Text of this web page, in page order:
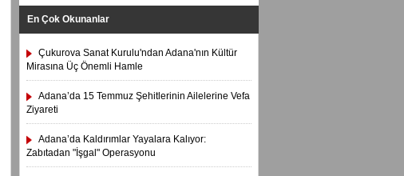
En Çok Okunanlar
Çukurova Sanat Kurulu'ndan Adana'nın Kültür
Mirasına Üç Önemli Hamle
Adana’da 15 Temmuz Şehitlerinin Ailelerine Vefa
Ziyareti
Adana’da Kaldırımlar Yayalara Kalıyor:
Zabıtadan "İşgal" Operasyonu